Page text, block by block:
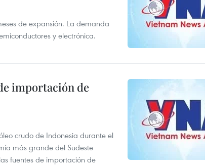
de expansión. La demanda
y electrónica.
importación de
crudo de Indonesia durante el
más grande del Sudeste
fuentes de importación de